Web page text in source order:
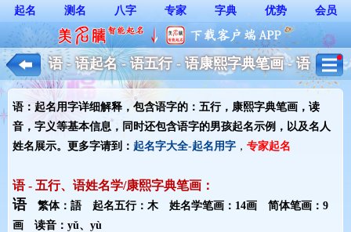
起名 测名 八字 专家 字典 优势 会员
语 - 语起名 - 语五行 - 语康熙字典笔画 - 语
起名用字解释 - 男孩起名
语：起名用字详细解释，包含语字的：五行，康熙字典笔画，读
音，字义等基本信息，同时还包含语字的男孩起名示例，以及名人
姓名展示。更多字请到： 起名字大全-起名用字 ， 专家起名
语 - 五行、语姓名学/康熙字典笔画：
语繁体：語 起名五行：木 姓名学笔画：14画 简体笔画：9
画 读音：yǔ、yù